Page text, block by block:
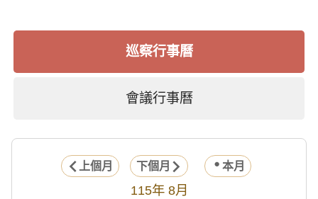
巡察行事曆
會議行事曆
上個月 下個月 本月
115年 8月